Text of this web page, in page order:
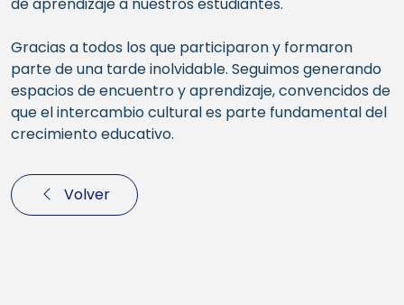
Gracias a todos los que participaron y formaron
parte de una tarde inolvidable. Seguimos generando
espacios de encuentro y aprendizaje, convencidos de
que el intercambio cultural es parte fundamental del
crecimiento educativo.
Volver